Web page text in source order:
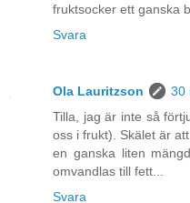
fruktsocker ett ganska
Svara
Ola Lauritzson
30
Tilla, jag är inte så
oss i frukt). Skälet är
en ganska liten
omvandlas till fett...
Svara